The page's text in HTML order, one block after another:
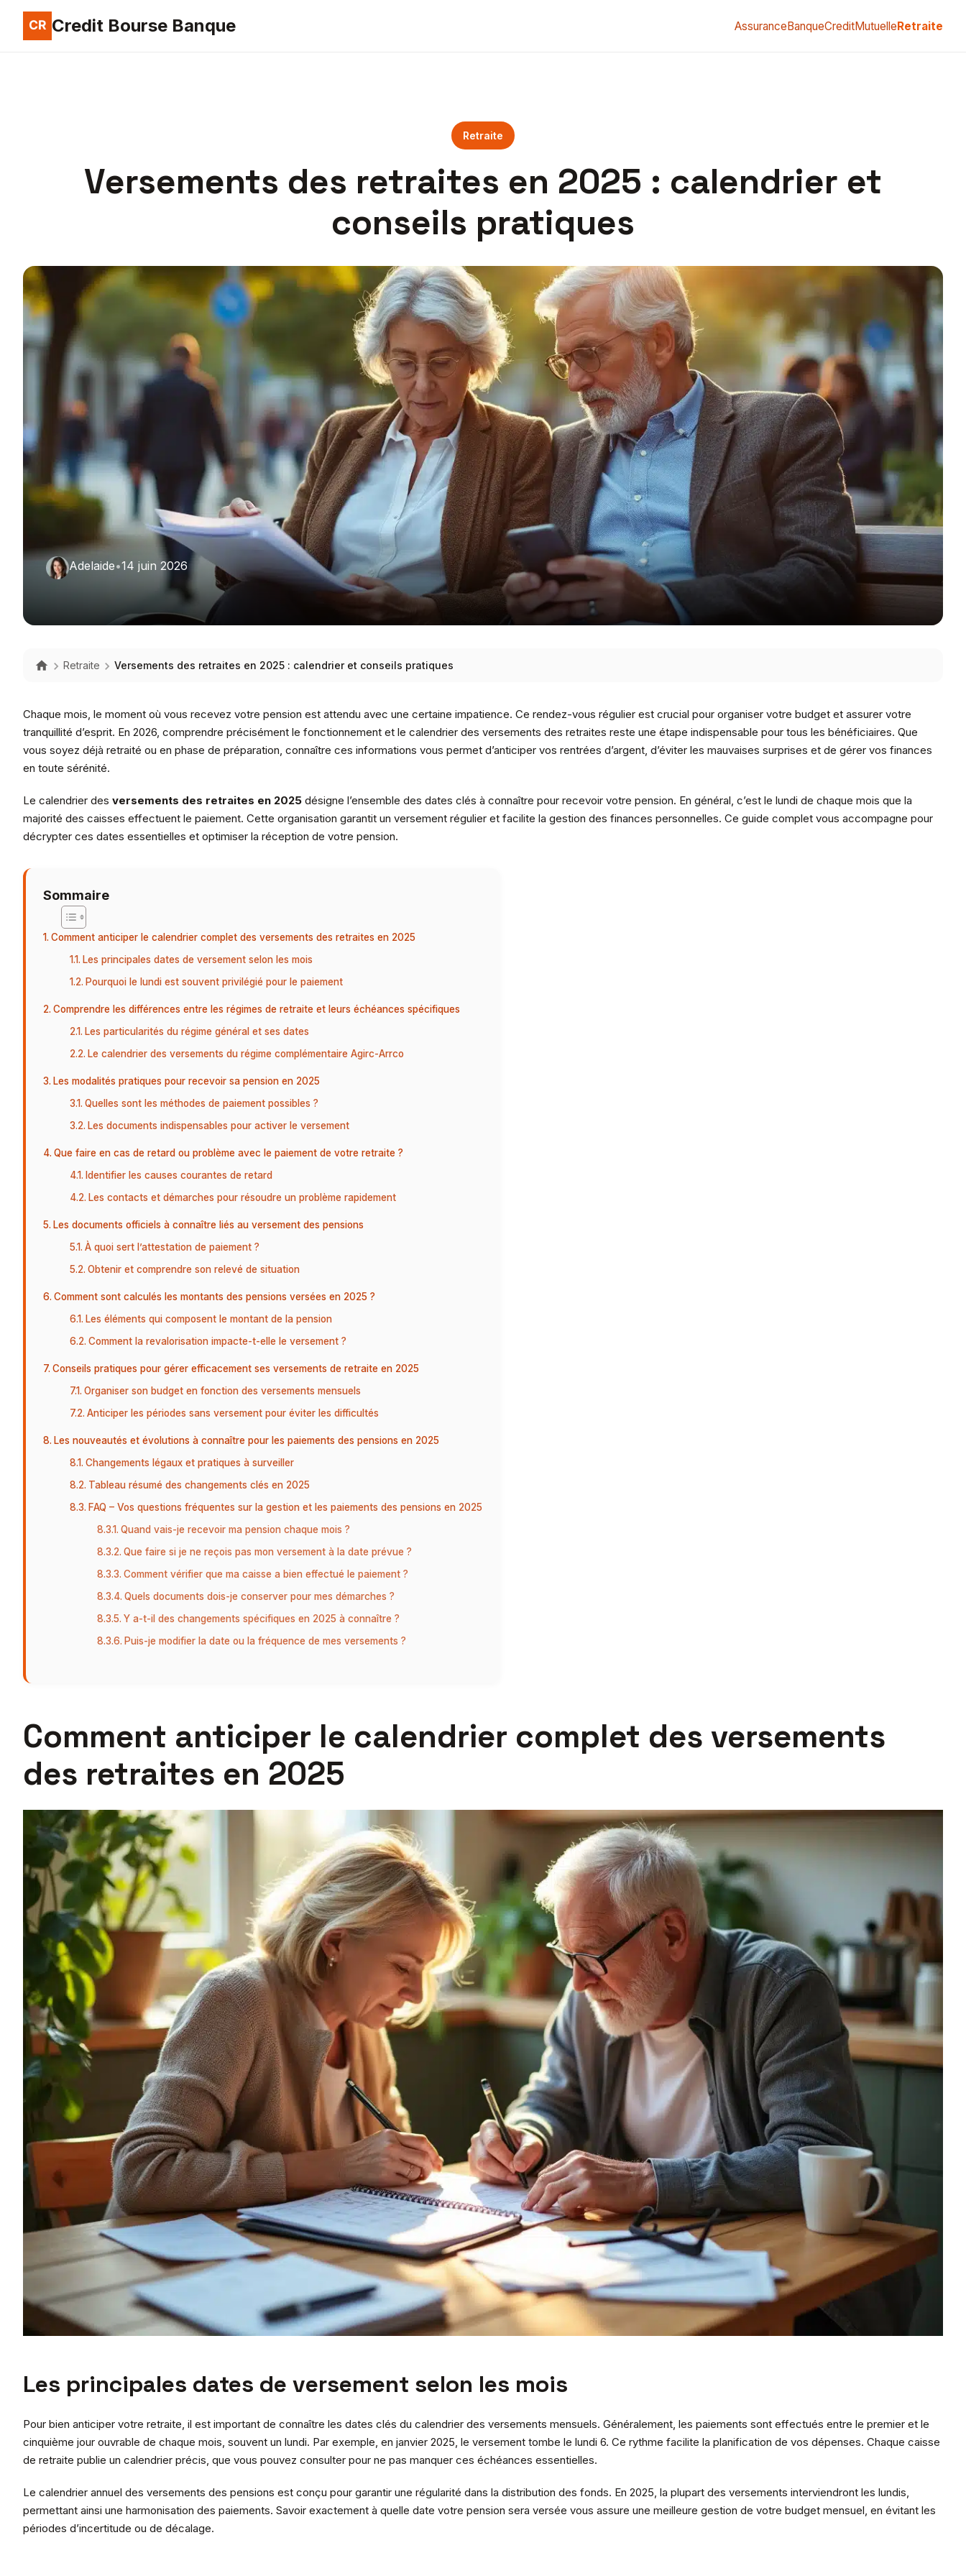
Credit Bourse Banque AssuranceBanqueCreditMutuelleRetraite
Retraite
Versements des retraites en 2025 : calendrier et
conseils pratiques
Adelaide•14 juin 2026
Retraite Versements des retraites en 2025 : calendrier et conseils pratiques
Chaque mois, le moment où vous recevez votre pension est attendu avec une certaine impatience. Ce rendez-vous régulier est crucial pour organiser votre budget et assurer votre
tranquillité d’esprit. En 2026, comprendre précisément le fonctionnement et le calendrier des versements des retraites reste une étape indispensable pour tous les bénéficiaires. Que
vous soyez déjà retraité ou en phase de préparation, connaître ces informations vous permet d’anticiper vos rentrées d’argent, d’éviter les mauvaises surprises et de gérer vos finances
en toute sérénité.
Le calendrier des versements des retraites en 2025 désigne l’ensemble des dates clés à connaître pour recevoir votre pension. En général, c’est le lundi de chaque mois que la
majorité des caisses effectuent le paiement. Cette organisation garantit un versement régulier et facilite la gestion des finances personnelles. Ce guide complet vous accompagne pour
décrypter ces dates essentielles et optimiser la réception de votre pension.
Sommaire
Comment anticiper le calendrier complet des versements des retraites en 2025
Les principales dates de versement selon les mois
Pourquoi le lundi est souvent privilégié pour le paiement
Comprendre les différences entre les régimes de retraite et leurs échéances spécifiques
Les particularités du régime général et ses dates
Le calendrier des versements du régime complémentaire Agirc-Arrco
Les modalités pratiques pour recevoir sa pension en 2025
Quelles sont les méthodes de paiement possibles ?
Les documents indispensables pour activer le versement
Que faire en cas de retard ou problème avec le paiement de votre retraite ?
Identifier les causes courantes de retard
Les contacts et démarches pour résoudre un problème rapidement
Les documents officiels à connaître liés au versement des pensions
À quoi sert l’attestation de paiement ?
Obtenir et comprendre son relevé de situation
Comment sont calculés les montants des pensions versées en 2025 ?
Les éléments qui composent le montant de la pension
Comment la revalorisation impacte-t-elle le versement ?
Conseils pratiques pour gérer efficacement ses versements de retraite en 2025
Organiser son budget en fonction des versements mensuels
Anticiper les périodes sans versement pour éviter les difficultés
Les nouveautés et évolutions à connaître pour les paiements des pensions en 2025
Changements légaux et pratiques à surveiller
Tableau résumé des changements clés en 2025
FAQ – Vos questions fréquentes sur la gestion et les paiements des pensions en 2025
Quand vais-je recevoir ma pension chaque mois ?
Que faire si je ne reçois pas mon versement à la date prévue ?
Comment vérifier que ma caisse a bien effectué le paiement ?
Quels documents dois-je conserver pour mes démarches ?
Y a-t-il des changements spécifiques en 2025 à connaître ?
Puis-je modifier la date ou la fréquence de mes versements ?
Comment anticiper le calendrier complet des versements
des retraites en 2025
Les principales dates de versement selon les mois
Pour bien anticiper votre retraite, il est important de connaître les dates clés du calendrier des versements mensuels. Généralement, les paiements sont effectués entre le premier et le
cinquième jour ouvrable de chaque mois, souvent un lundi. Par exemple, en janvier 2025, le versement tombe le lundi 6. Ce rythme facilite la planification de vos dépenses. Chaque caisse
de retraite publie un calendrier précis, que vous pouvez consulter pour ne pas manquer ces échéances essentielles.
Le calendrier annuel des versements des pensions est conçu pour garantir une régularité dans la distribution des fonds. En 2025, la plupart des versements interviendront les lundis,
permettant ainsi une harmonisation des paiements. Savoir exactement à quelle date votre pension sera versée vous assure une meilleure gestion de votre budget mensuel, en évitant les
périodes d’incertitude ou de décalage.